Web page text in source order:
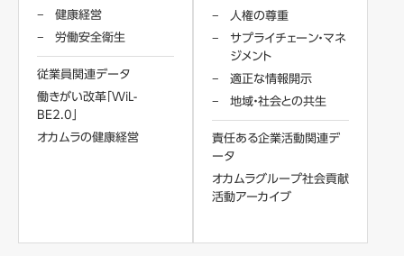
健康経営
労働安全衛生
従業員関連データ
働きがい改革「WiL-
BE2.0」
オカムラの健康経営
人権の尊重
サプライチェーン・マネ
ジメント
適正な情報開示
地域・社会との共生
責任ある企業活動関連デ
ータ
オカムラグループ社会貢献
活動アーカイブ